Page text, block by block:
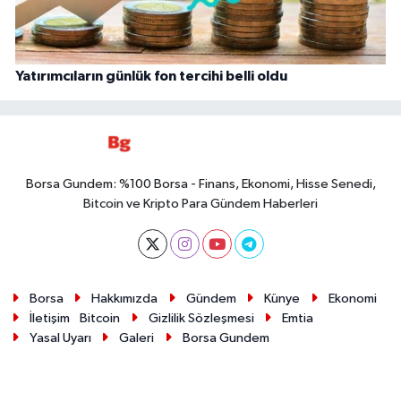
Yatırımcıların günlük fon tercihi belli oldu
Borsa Gundem: %100 Borsa - Finans, Ekonomi, Hisse Senedi,
Bitcoin ve Kripto Para Gündem Haberleri
Borsa Hakkımızda Gündem Künye
Ekonomi
İletişim
Bitcoin Gizlilik Sözleşmesi
Emtia
Yasal Uyarı
Galeri Borsa Gundem